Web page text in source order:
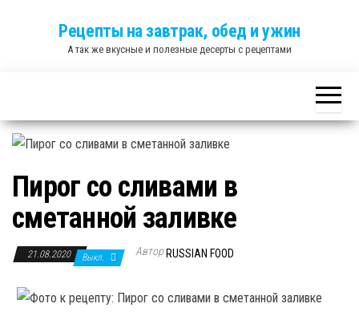
Рецепты на завтрак, обед и ужин
А так же вкусные и полезные десерты с рецептами
Пирог со сливами в
сметанной заливке
21.08.2020 Выкл. Автор RUSSIAN FOOD